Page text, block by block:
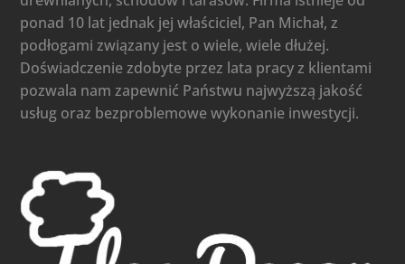
ponad 10 lat jednak jej właściciel, Pan Michał, z
podłogami związany jest o wiele, wiele dłużej.
Doświadczenie zdobyte przez lata pracy z klientami
pozwala nam zapewnić Państwu najwyższą jakość
usług oraz bezproblemowe wykonanie inwestycji.